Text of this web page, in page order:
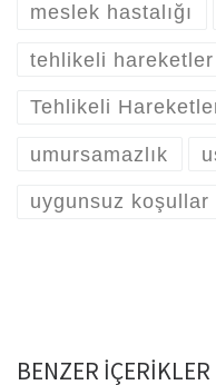
meslek hastalığı
tehlikeli hareketler
Tehlikeli
umursamazlık
uygunsuz koşullar
BENZER IÇERIKLER